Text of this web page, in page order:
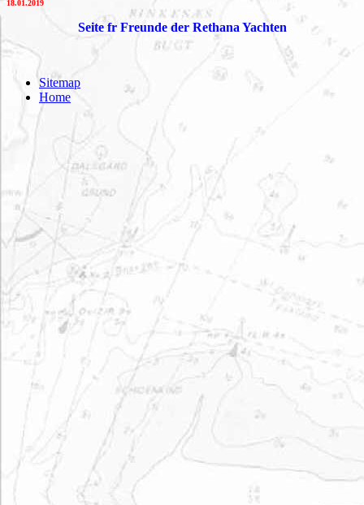
18.01.2019
Seite fr Freunde der Rethana Yachten
Sitemap
Home